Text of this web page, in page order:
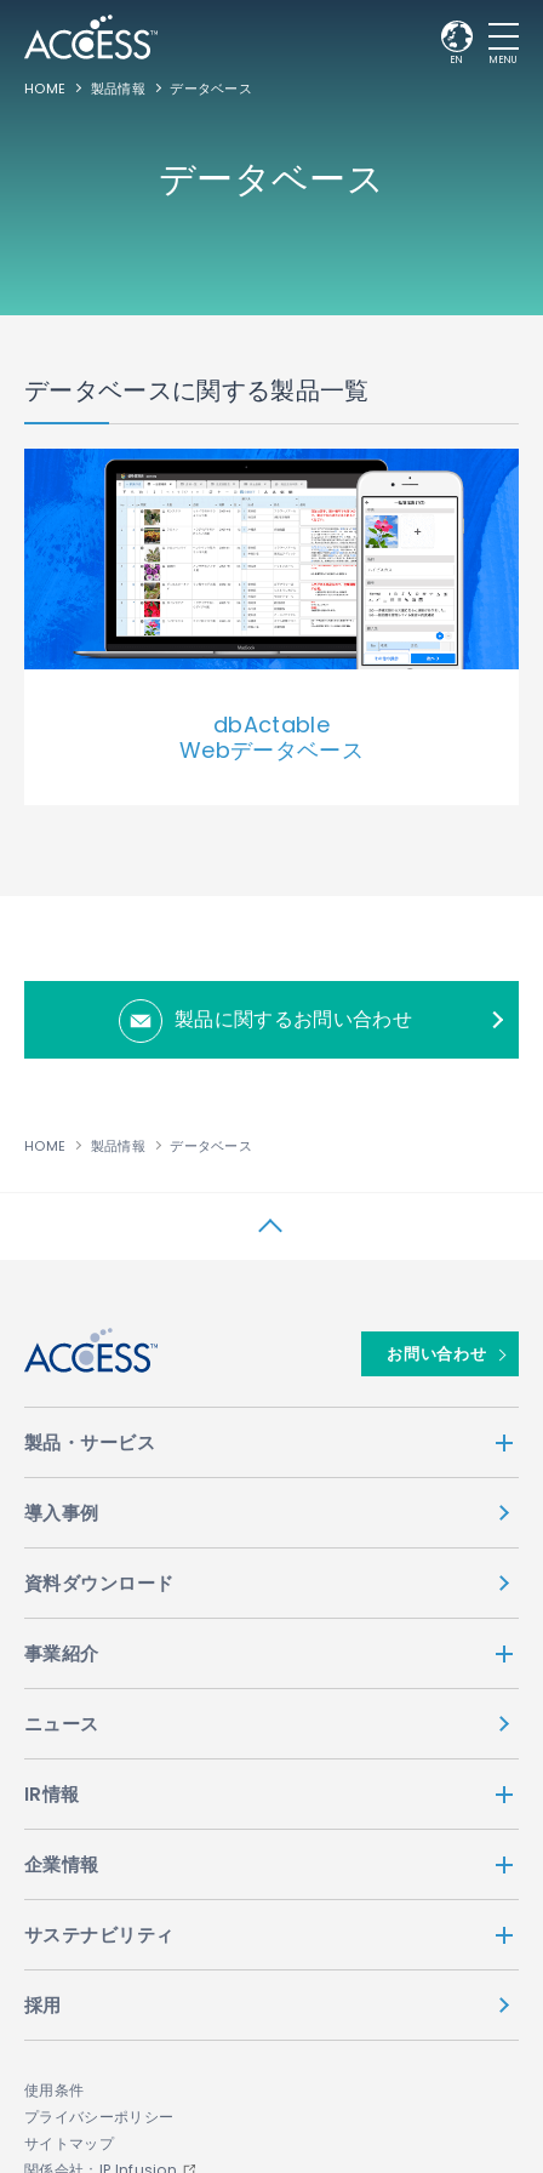
EN MENU
HOME 製品情報 データベース
データベース
データベースに関する製品一覧
dbActable
Webデータベース
製品に関するお問い合わせ
HOME 製品情報 データベース
お問い合わせ
製品・サービス
導入事例
資料ダウンロード
事業紹介
ニュース
IR情報
企業情報
サステナビリティ
採用
使用条件
プライバシーポリシー
サイトマップ